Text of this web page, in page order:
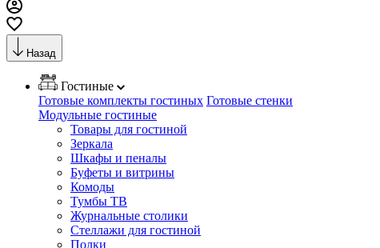
Назад
Гостиные
Готовые комплекты гостиных Готовые стенки
Модульные гостиные
Товары для гостиной
Зеркала
Шкафы и пеналы
Буфеты и витрины
Комоды
Тумбы ТВ
Журнальные столики
Стеллажи для гостиной
Полки